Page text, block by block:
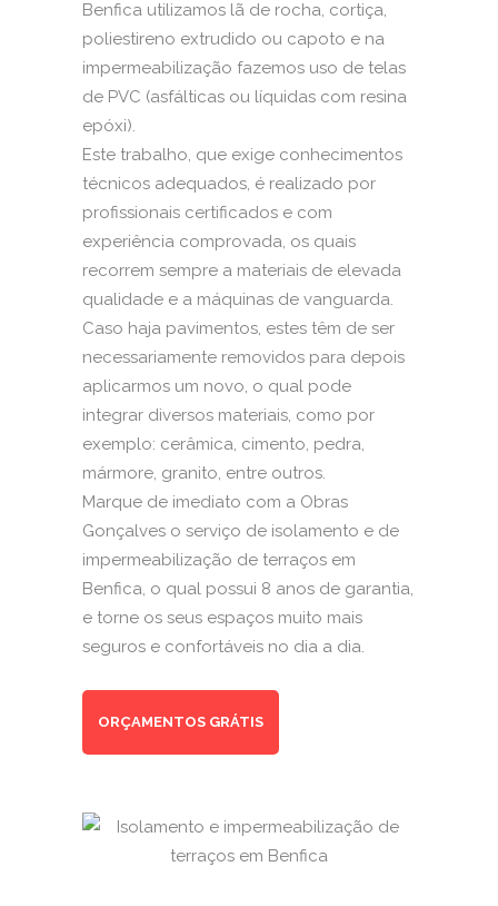
Benfica utilizamos lã de rocha, cortiça,
poliestireno extrudido ou capoto e na
impermeabilização fazemos uso de telas
de PVC (asfálticas ou líquidas com resina
epóxi).
Este trabalho, que exige conhecimentos
técnicos adequados, é realizado por
profissionais certificados e com
experiência comprovada, os quais
recorrem sempre a materiais de elevada
qualidade e a máquinas de vanguarda.
Caso haja pavimentos, estes têm de ser
necessariamente removidos para depois
aplicarmos um novo, o qual pode
integrar diversos materiais, como por
exemplo: cerâmica, cimento, pedra,
mármore, granito, entre outros.
Marque de imediato com a Obras
Gonçalves o serviço de isolamento e de
impermeabilização de terraços em
Benfica, o qual possui 8 anos de garantia,
e torne os seus espaços muito mais
seguros e confortáveis no dia a dia.
ORÇAMENTOS GRÁTIS